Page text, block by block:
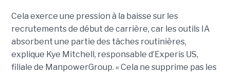
Cela exerce une pression à la baisse sur les
recrutements de début de carrière, car les outils IA
absorbent une partie des tâches routinières,
explique Kye Mitchell, responsable d’Experis US,
filiale de ManpowerGroup. « Cela ne supprime pas les